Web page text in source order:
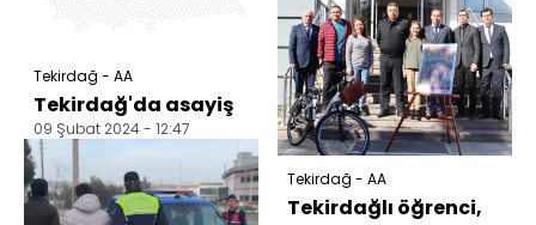
Tekirdağ - AA
Tekirdağ'da asayiş
09 Şubat 2024 - 12:47
Tekirdağ - AA
Tekirdağlı öğrenci,